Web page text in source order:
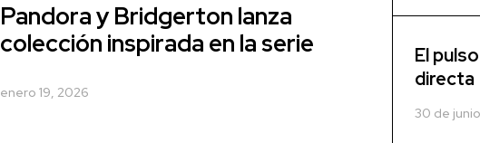
Pandora y Bridgerton lanza
colección inspirada en la serie
enero 19, 2026
El
directa
30 de